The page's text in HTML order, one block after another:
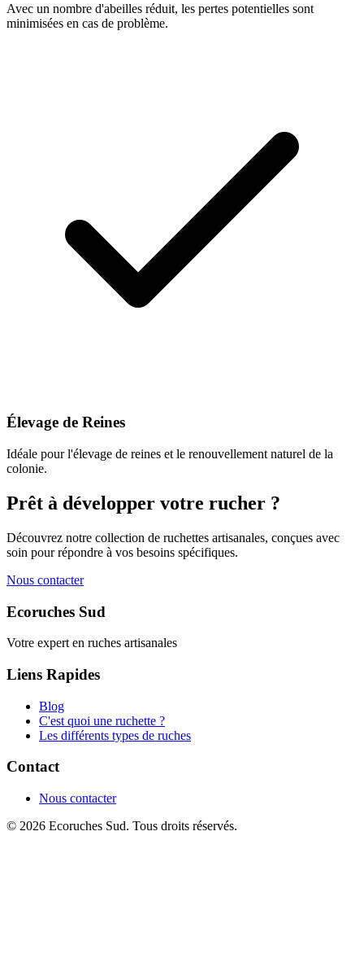
Avec un nombre d'abeilles réduit, les pertes potentielles sont
minimisées en cas de problème.
Élevage de Reines
Idéale pour l'élevage de reines et le renouvellement naturel de la
colonie.
Prêt à développer votre rucher ?
Découvrez notre collection de ruchettes artisanales, conçues avec
soin pour répondre à vos besoins spécifiques.
Nous contacter
Ecoruches Sud
Votre expert en ruches artisanales
Liens Rapides
Blog
C'est quoi une ruchette ?
Les différents types de ruches
Contact
Nous contacter
© 2026 Ecoruches Sud. Tous droits réservés.